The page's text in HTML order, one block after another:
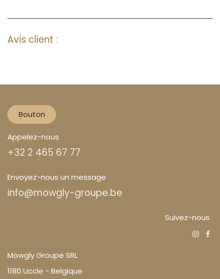
Avis client :
Bouton
Appelez-nous
+32 2 465 67 77
Envoyez-nous un message
info@mowgly-groupe.be
Suivez-nous
Mowgly Groupe SRL
1180 Uccle - Belgique